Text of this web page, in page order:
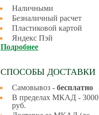
Наличными
Безналичный расчет
Пластиковой картой
Яндекс Пэй
Подробнее
СПОСОБЫ ДОСТАВКИ
Самовывоз - бесплатно
В пределах МКАД - 3000
руб.